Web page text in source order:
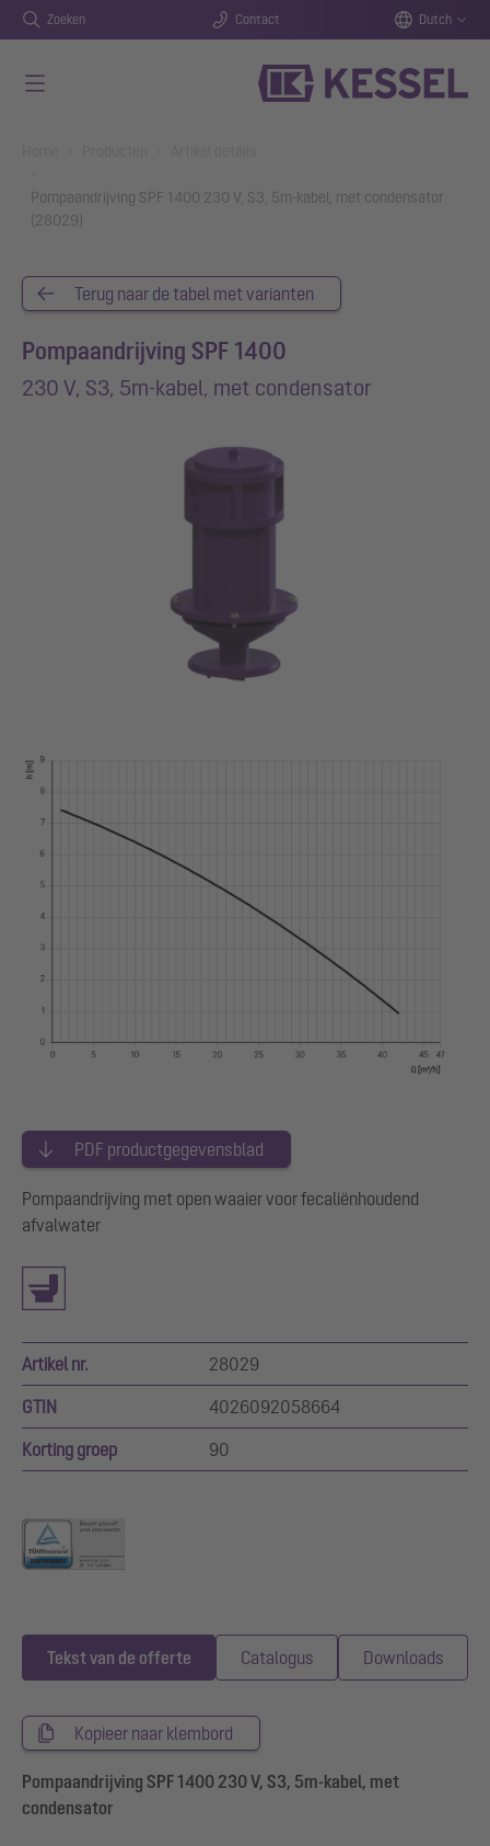
Zoeken Contact Dutch
Pompaandrijving SPF 1400 230 V, S3, 5m-kabel, met condensator
(28029)
Terug naar de tabel met varianten
Pompaandrijving SPF 1400
230 V, S3, 5m-kabel, met condensator
PDF productgegevensblad
Pompaandrijving met open waaier voor fecaliënhoudend
afvalwater
Artikel nr. 28029
GTIN 4026092058664
Korting groep 90
Tekst van de offerte Catalogus Downloads
Kopieer naar klembord
Pompaandrijving SPF 1400 230 V, S3, 5m-kabel, met
condensator